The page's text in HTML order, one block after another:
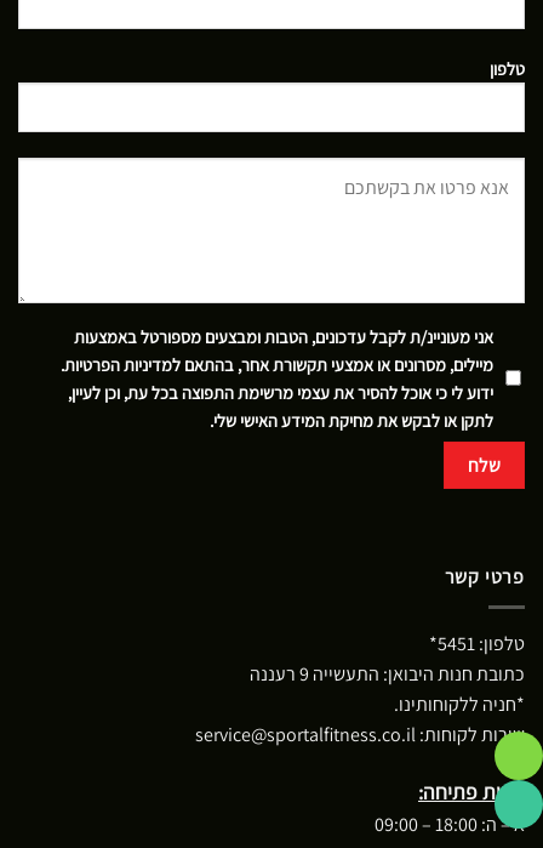
טלפון
אני מעוניינ/ת לקבל עדכונים, הטבות ומבצעים מספורטל באמצעות
מיילים, מסרונים או אמצעי תקשורת אחר, בהתאם למדיניות הפרטיות.
ידוע לי כי אוכל להסיר את עצמי מרשימת התפוצה בכל עת, וכן לעיין,
לתקן או לבקש את מחיקת המידע האישי שלי.
פרטי קשר
טלפון:5451*
כתובת חנות היבואן: התעשייה 9 רעננה
*חניה ללקוחותינו.
שירות לקוחות:service@sportalfitness.co.il
שעות פתיחה:
א – ה: 18:00 – 09:00